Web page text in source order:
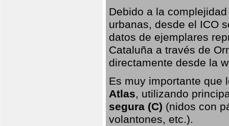
Debido a la
urbanas, desde el ICO
datos de ejemplares
Cataluña a través de
directamente desde la
Es muy importante que
Atlas, utilizando
segura (C) (nidos con
volantones, etc.).